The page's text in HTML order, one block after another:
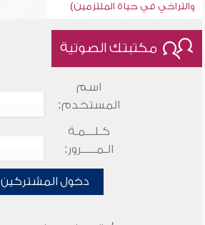
والتراخي في حياة الملتزمين)
مكتبتك الصوتية
اسم
المستخدم:
كـلـــمـة
الـمـــــرور:
دخول المشتركين